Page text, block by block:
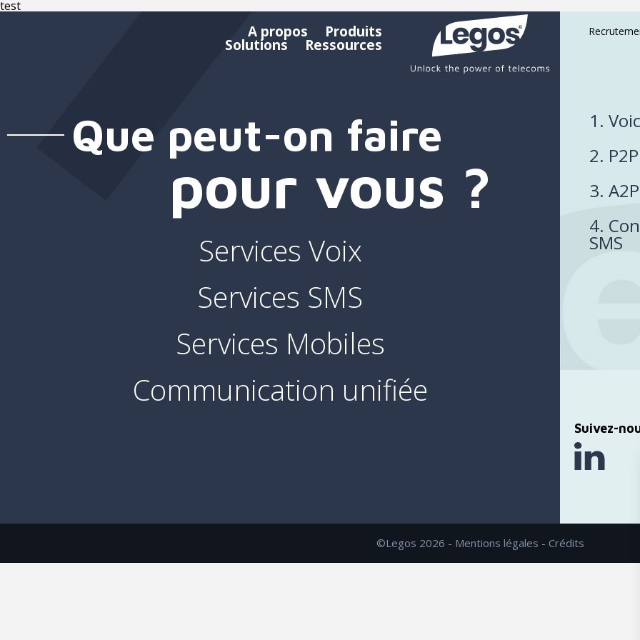
A propos Produits
Solutions Ressources
test
Que peut-on faire
pour vous ?
Services Voix
Services SMS
Services Mobiles
Communication unifiée
1.
2.
3.
4.
SMS
Suivez-
©Legos 2026 - Mentions légales - Crédits